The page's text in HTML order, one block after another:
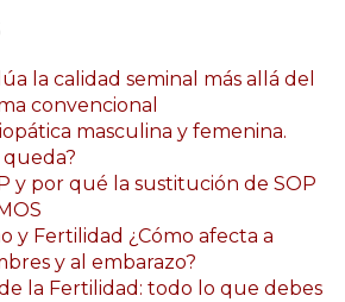
la calidad seminal más allá del
convencional
masculina y femenina.
y por qué la sustitución de SOP
y Fertilidad ¿Cómo afecta a
y al embarazo?
la Fertilidad: todo lo que debes